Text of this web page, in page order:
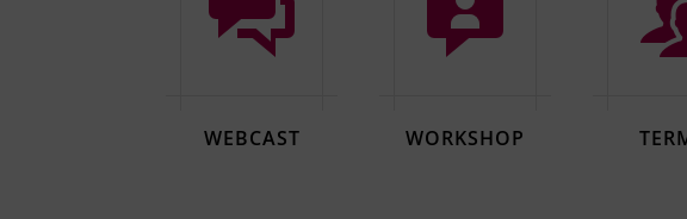
WEBCAST WORKSHOP